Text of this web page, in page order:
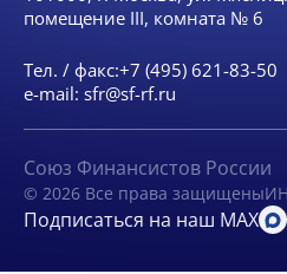
помещение III, комната № 6
Тел. / факс:+7 (495) 621-83-50
e-mail: sfr@sf-rf.ru
Союз Финансистов России
© 2026 Все права защищены
Подписаться на наш MAX